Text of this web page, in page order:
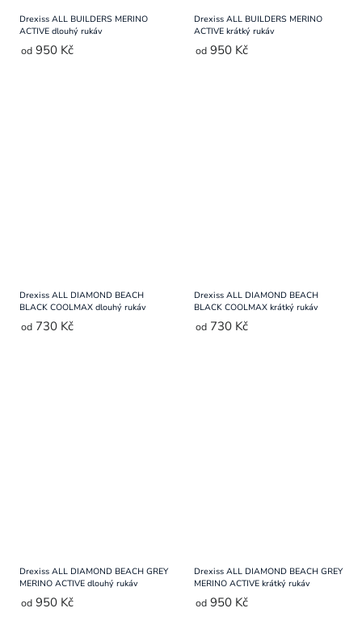
Drexiss ALL BUILDERS MERINO
ACTIVE dlouhý rukáv
od 950 Kč
Drexiss ALL BUILDERS MERINO
ACTIVE krátký rukáv
od 950 Kč
Drexiss ALL DIAMOND BEACH
BLACK COOLMAX dlouhý rukáv
od 730 Kč
Drexiss ALL DIAMOND BEACH
BLACK COOLMAX krátký rukáv
od 730 Kč
Drexiss ALL DIAMOND BEACH GREY
MERINO ACTIVE dlouhý rukáv
od 950 Kč
Drexiss ALL DIAMOND BEACH GREY
MERINO ACTIVE krátký rukáv
od 950 Kč